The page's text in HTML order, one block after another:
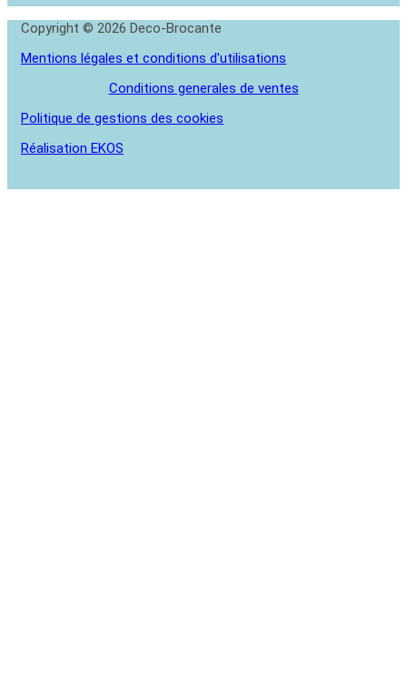
Copyright © 2026 Deco-Brocante
Mentions légales et conditions d'utilisations
Conditions generales de ventes
Politique de gestions des cookies
Réalisation EKOS